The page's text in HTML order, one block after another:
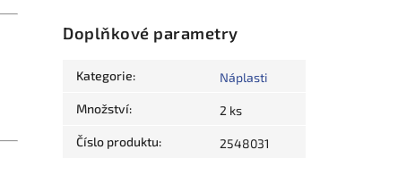
Doplňkové parametry
Kategorie: Náplasti
Množství: 2 ks
Číslo produktu: 2548031